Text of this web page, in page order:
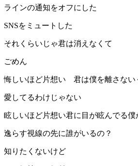
ラインの通知をオフにした
SNSをミュートした
それくらいじゃ君は消えなくて
ごめん
悔しいほど片想い 君は僕を離さない
愛してるわけじゃない
眩しいほど片想い君に目が眩んでる僕
逸らす視線の先に誰がいるの？
知りたくないけど